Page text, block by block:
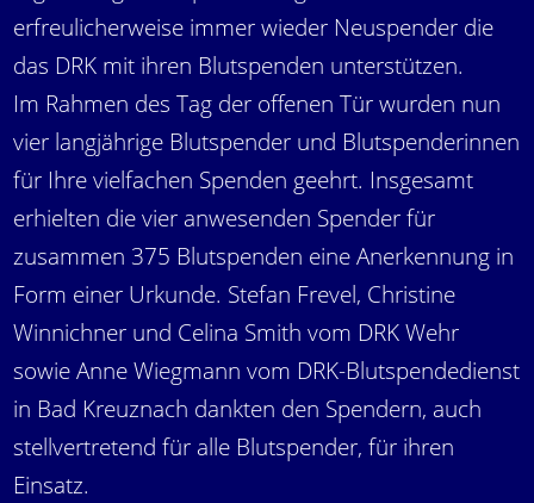
erfreulicherweise immer wieder Neuspender die
das DRK mit ihren Blutspenden unterstützen.
Im Rahmen des Tag der offenen Tür wurden nun
vier langjährige Blutspender und Blutspenderinnen
für Ihre vielfachen Spenden geehrt. Insgesamt
erhielten die vier anwesenden Spender für
zusammen 375 Blutspenden eine Anerkennung in
Form einer Urkunde. Stefan Frevel, Christine
Winnichner und Celina Smith vom DRK Wehr
sowie Anne Wiegmann vom DRK-Blutspendedienst
in Bad Kreuznach dankten den Spendern, auch
stellvertretend für alle Blutspender, für ihren
Einsatz.